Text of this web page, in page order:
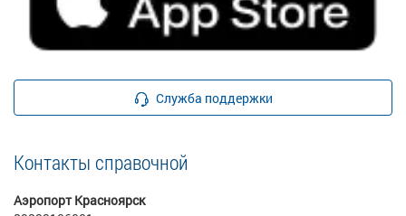
Служба поддержки
Контакты справочной
Аэропорт Красноярск